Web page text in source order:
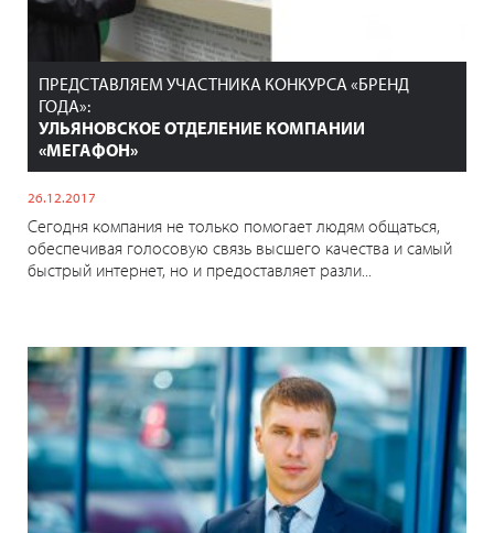
ПРЕДСТАВЛЯЕМ УЧАСТНИКА КОНКУРСА «БРЕНД
ГОДА»:
УЛЬЯНОВСКОЕ ОТДЕЛЕНИЕ КОМПАНИИ
«МЕГАФОН»
26.12.2017
Сегодня компания не только помогает людям общаться,
обеспечивая голосовую связь высшего качества и самый
быстрый интернет, но и предоставляет разли...